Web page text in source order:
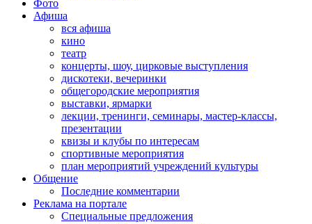
Фото
Афиша
вся афиша
кино
театр
концерты, шоу, цирковые выступления
дискотеки, вечеринки
общегородские мероприятия
выставки, ярмарки
лекции, тренинги, семинары, мастер-классы,
презентации
квизы и клубы по интересам
спортивные мероприятия
план мероприятий учреждений культуры
Общение
Последние комментарии
Реклама на портале
Специальные предложения